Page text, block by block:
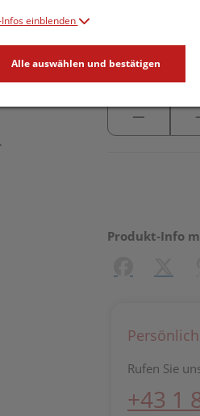
lieferbar
Produkt-Info
Rufen Sie
+43 1
einblenden
Alle auswählen und bestätigen